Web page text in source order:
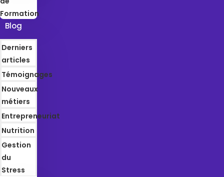
Formation
Blog
Derniers
articles
Témoignages
Nouveaux
métiers
Entrepreneuriat
Nutrition
Gestion
du
Stress